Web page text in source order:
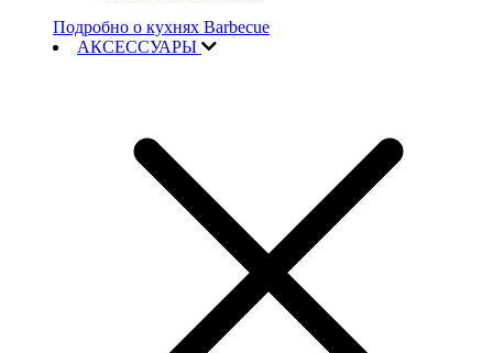
Подробно о кухнях Barbecue
АКСЕССУАРЫ